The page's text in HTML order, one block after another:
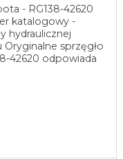
- RG138-42620
katalogowy -
hydraulicznej
sprzęgło
42620 odpowiada